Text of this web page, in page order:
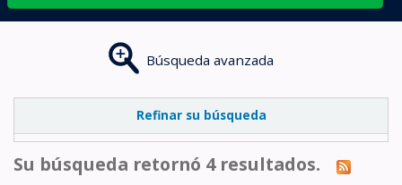
Búsqueda avanzada
Refinar su búsqueda
Su búsqueda retornó 4 resultados.